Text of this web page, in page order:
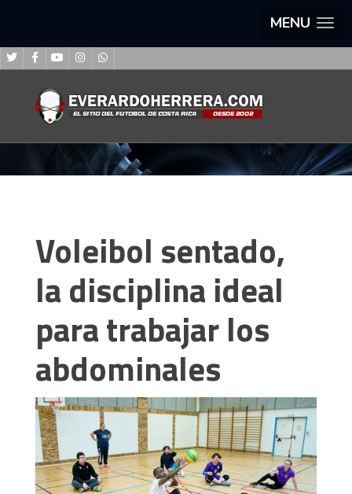
MENU
Voleibol sentado,
la disciplina ideal
para trabajar los
abdominales